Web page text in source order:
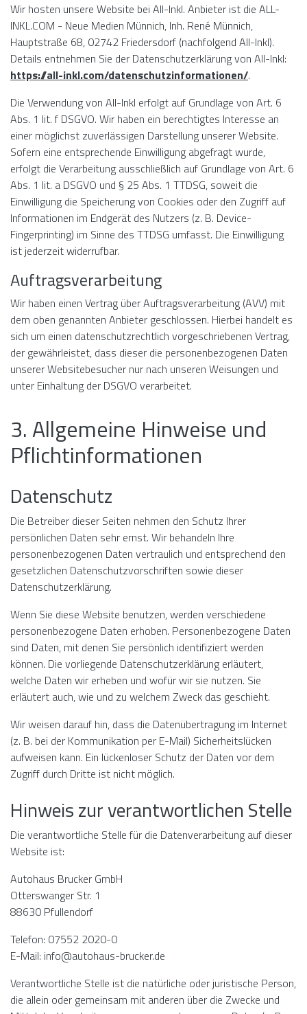
Wir hosten unsere Website bei All-Inkl. Anbieter ist die ALL-
INKL.COM - Neue Medien Münnich, Inh. René Münnich,
Hauptstraße 68, 02742 Friedersdorf (nachfolgend All-Inkl).
Details entnehmen Sie der Datenschutzerklärung von All-Inkl:
https://all-inkl.com/datenschutzinformationen/.
Die Verwendung von All-Inkl erfolgt auf Grundlage von Art. 6
Abs. 1 lit. f DSGVO. Wir haben ein berechtigtes Interesse an
einer möglichst zuverlässigen Darstellung unserer Website.
Sofern eine entsprechende Einwilligung abgefragt wurde,
erfolgt die Verarbeitung ausschließlich auf Grundlage von Art. 6
Abs. 1 lit. a DSGVO und § 25 Abs. 1 TTDSG, soweit die
Einwilligung die Speicherung von Cookies oder den Zugriff auf
Informationen im Endgerät des Nutzers (z. B. Device-
Fingerprinting) im Sinne des TTDSG umfasst. Die Einwilligung
ist jederzeit widerrufbar.
Auftragsverarbeitung
Wir haben einen Vertrag über Auftragsverarbeitung (AVV) mit
dem oben genannten Anbieter geschlossen. Hierbei handelt es
sich um einen datenschutzrechtlich vorgeschriebenen Vertrag,
der gewährleistet, dass dieser die personenbezogenen Daten
unserer Websitebesucher nur nach unseren Weisungen und
unter Einhaltung der DSGVO verarbeitet.
3. Allgemeine Hinweise und
Pflicht­informationen
Datenschutz
Die Betreiber dieser Seiten nehmen den Schutz Ihrer
persönlichen Daten sehr ernst. Wir behandeln Ihre
personenbezogenen Daten vertraulich und entsprechend den
gesetzlichen Datenschutzvorschriften sowie dieser
Datenschutzerklärung.
Wenn Sie diese Website benutzen, werden verschiedene
personenbezogene Daten erhoben. Personenbezogene Daten
sind Daten, mit denen Sie persönlich identifiziert werden
können. Die vorliegende Datenschutzerklärung erläutert,
welche Daten wir erheben und wofür wir sie nutzen. Sie
erläutert auch, wie und zu welchem Zweck das geschieht.
Wir weisen darauf hin, dass die Datenübertragung im Internet
(z. B. bei der Kommunikation per E-Mail) Sicherheitslücken
aufweisen kann. Ein lückenloser Schutz der Daten vor dem
Zugriff durch Dritte ist nicht möglich.
Hinweis zur verantwortlichen Stelle
Die verantwortliche Stelle für die Datenverarbeitung auf dieser
Website ist:
Autohaus Brucker GmbH
Otterswanger Str. 1
88630 Pfullendorf
Telefon: 07552 2020-0
E-Mail: info@autohaus-brucker.de
Verantwortliche Stelle ist die natürliche oder juristische Person,
die allein oder gemeinsam mit anderen über die Zwecke und